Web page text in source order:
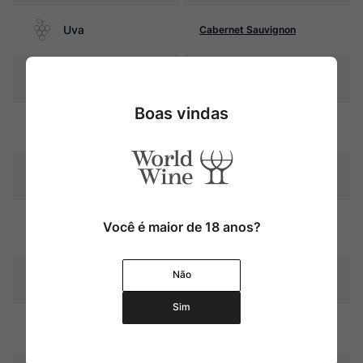
Uva Cabernet Sauvignon
França
Graduação Alcóoli
12,0%
Temperatura 10ºc – 12ºc
Boas vindas
Você é maior de 18 anos?
Não
Sim